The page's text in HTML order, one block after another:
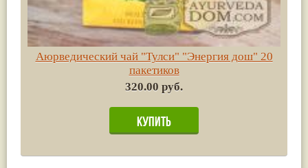
Аюрведический чай "Тулси" "Энергия дош" 20
пакетиков
320.00 руб.